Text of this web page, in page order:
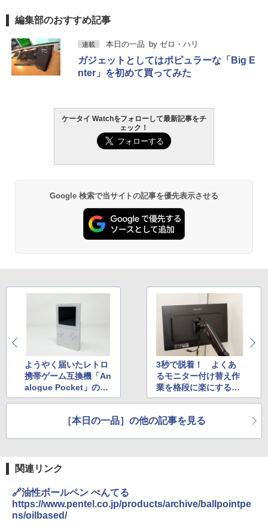
編集部のおすすめ記事
連載 本日の一品 by ゼロ・ハリ
ガジェットとしてはポピュラーな「Big E
nter」を初めて買ってみた
ケータイ Watchをフォローして最新記事をチ
ェック！
Google 検索で当サイトの記事を優先表示させる
ようやく届いたレトロ
携帯ゲーム互換機「An
alogue Pocket」の完
成度
3秒で脱着！ よくあ
るモニター付け替え作
業を格段に楽にするブ
ラケット
［本日の一品］の他の記事を見る
関連リンク
🔗油性ボールペン ぺんてる
https://www.pentel.co.jp/products/archive/ballpointpe
ns/oilbased/